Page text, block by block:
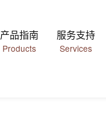
产品指南
Products
服务支持
Services